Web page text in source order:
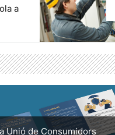
a
Unió de Consumidors